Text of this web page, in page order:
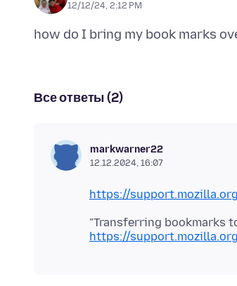
12/12/24, 2:12 PM
Все ответы (2)
markwarner22
12.12.2024, 16:07
https://
https://